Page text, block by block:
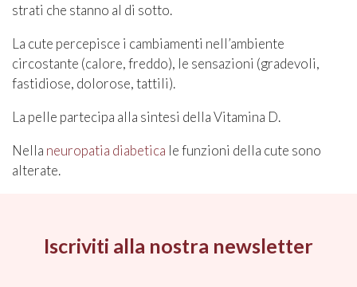
strati che stanno al di sotto.
La cute percepisce i cambiamenti nell’ambiente
circostante (calore, freddo), le sensazioni (gradevoli,
fastidiose, dolorose, tattili).
La pelle partecipa alla sintesi della Vitamina D.
Nella neuropatia diabetica le funzioni della cute sono
alterate.
Iscriviti alla nostra newsletter